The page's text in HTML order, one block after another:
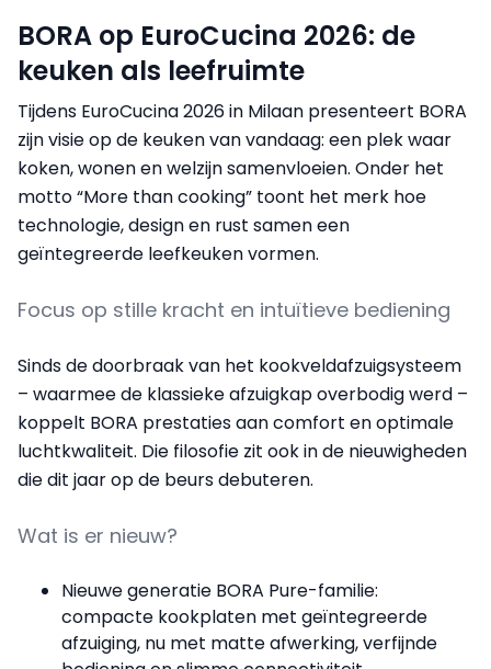
BORA op EuroCucina 2026: de
keuken als leefruimte
Tijdens EuroCucina 2026 in Milaan presenteert BORA
zijn visie op de keuken van vandaag: een plek waar
koken, wonen en welzijn samenvloeien. Onder het
motto “More than cooking” toont het merk hoe
technologie, design en rust samen een
geïntegreerde leefkeuken vormen.
Focus op stille kracht en intuïtieve bediening
Sinds de doorbraak van het kookveldafzuigsysteem
– waarmee de klassieke afzuigkap overbodig werd –
koppelt BORA prestaties aan comfort en optimale
luchtkwaliteit. Die filosofie zit ook in de nieuwigheden
die dit jaar op de beurs debuteren.
Wat is er nieuw?
Nieuwe generatie BORA Pure-familie:
compacte kookplaten met geïntegreerde
afzuiging, nu met matte afwerking, verfijnde